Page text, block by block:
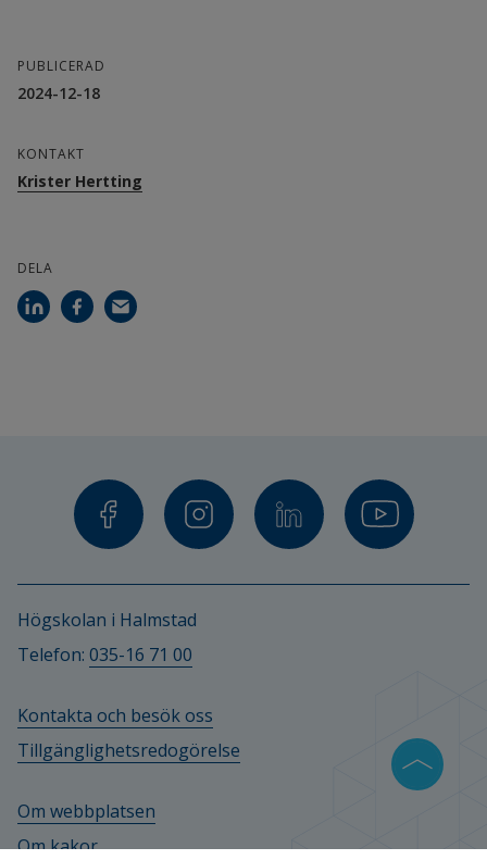
PUBLICERAD
2024-12-18
KONTAKT
Krister Hertting
DELA
Högskolan i Halmstad
Telefon: 035-16 71 00
Kontakta och besök oss
Tillgänglighetsredogörelse
Om webbplatsen
Om kakor